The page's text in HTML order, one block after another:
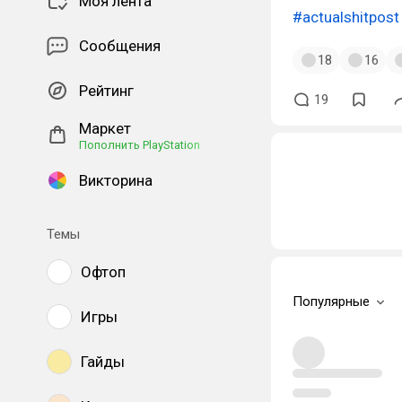
Сообщения
Рейтинг
Маркет
Пополнить PlayStation
Викторина
Темы
Офтоп
Игры
Гайды
#actualshitpost
18 16
19
Популярные